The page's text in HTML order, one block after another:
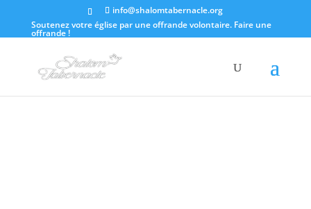
info@shalomtabernacle.org
Soutenez votre église par une offrande volontaire. Faire une
offrande !